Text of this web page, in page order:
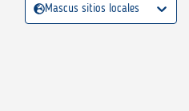
Mascus sitios locales